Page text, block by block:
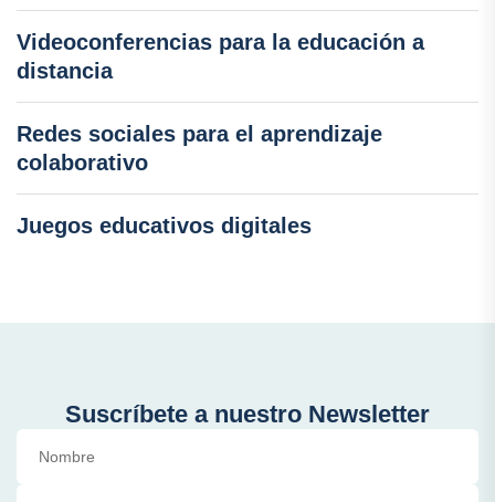
Videoconferencias para la educación a
distancia
Redes sociales para el aprendizaje
colaborativo
Juegos educativos digitales
Suscríbete a nuestro Newsletter